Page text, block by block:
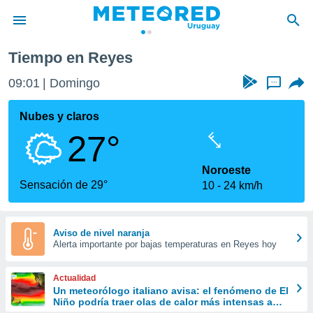
de
ha
calidad.
a este
las
y
forma
digital
basada
Tiempo en Reyes
09:01 Domingo ...
Nubes y claros
27°
Sensación de 29°
Noroeste
10
24 km/h
Aviso de nivel naranja
Alerta importante por bajas temperaturas en Reyes hoy
Actualidad
Un meteorólogo italiano avisa: el fenómeno de El
Niño podría traer olas de calor más intensas a